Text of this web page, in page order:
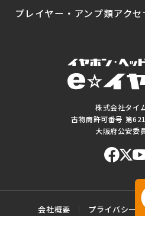
株式会社タイ
古物商許可番号 第
大阪府公安委
プレイヤー・アンプ類アク
会社概要 プライバシーポ